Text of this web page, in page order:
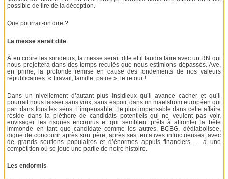
possible de lire de la déception.
Que pourrait-on dire ?
La messe serait dite
À en croire les sondeurs, la messe serait dite et il faudra faire avec un RN qui
nous projettera dans des temps reculés que nous estimions dépassés. Ave,
en prime, la profonde remise en cause des fondements de nos valeurs
républicaines. « Travail, famille, patrie », le retour !
Dans un nivellement d’autant plus insidieux qu’il avance cacher et qu’il
pourrait nous laisser sans voix, sans espoir, dans un maelström européen qui
part dans tous les sens. L’impensable : le plus impensable dans cette affaire
réside dans la pléthore de candidats potentiels qui ne veulent pas voir,
envisager les risques encourus et qui semblent prêts à affronter la bête
immonde en tant que candidate comme les autres, BCBG, dédiabolisée,
digne de concourir après son père, après ses tentatives infructueuses, avec
de grands soutiens populaires et d’énormes appuis financiers … à une
compétition où se joue une partie de notre histoire.
Les endormis